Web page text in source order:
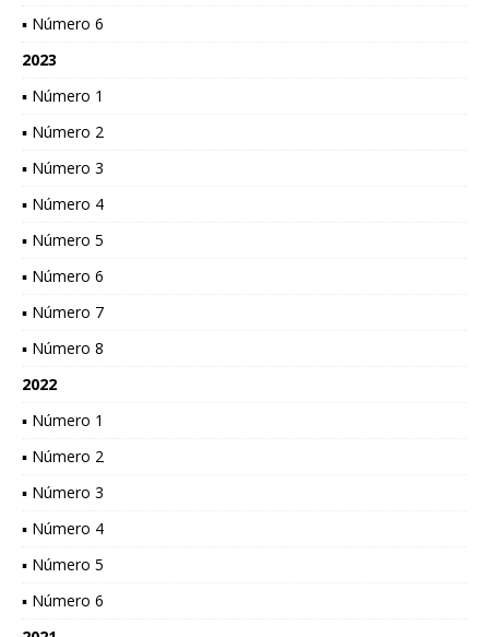
▪ Número 6
2023
▪ Número 1
▪ Número 2
▪ Número 3
▪ Número 4
▪ Número 5
▪ Número 6
▪ Número 7
▪ Número 8
2022
▪ Número 1
▪ Número 2
▪ Número 3
▪ Número 4
▪ Número 5
▪ Número 6